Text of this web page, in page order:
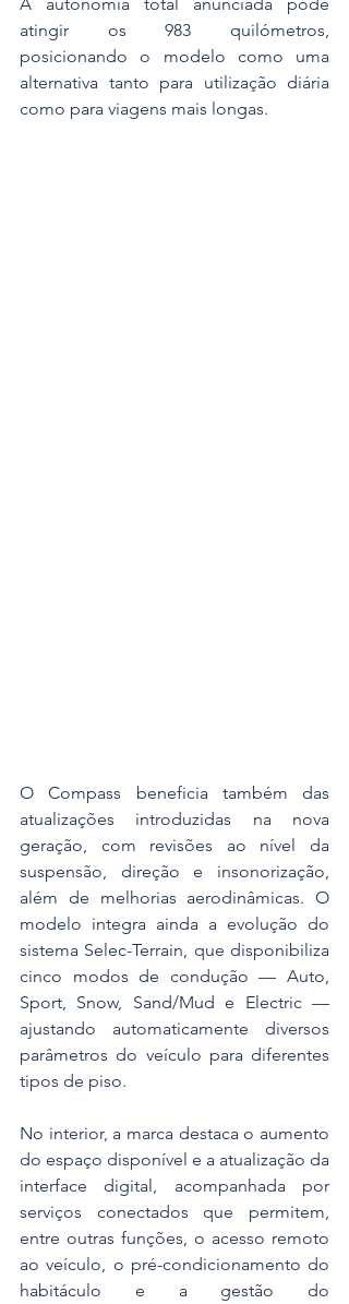
atingir os 983 quilómetros,
posicionando o modelo como uma
alternativa tanto para utilização diária
como para viagens mais longas.
O Compass beneficia também das
atualizações introduzidas na nova
geração, com revisões ao nível da
suspensão, direção e insonorização,
além de melhorias aerodinâmicas. O
modelo integra ainda a evolução do
sistema Selec-Terrain, que disponibiliza
cinco modos de condução — Auto,
Sport, Snow, Sand/Mud e Electric —
ajustando automaticamente diversos
parâmetros do veículo para diferentes
tipos de piso.
No interior, a marca destaca o aumento
do espaço disponível e a atualização da
interface digital, acompanhada por
serviços conectados que permitem,
entre outras funções, o acesso remoto
ao veículo, o pré-condicionamento do
habitáculo e a gestão do